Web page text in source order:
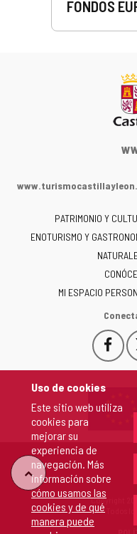
Uso de cookies
Este sitio web utiliza
cookies para
mejorar su
experiencia de
navegación. Más
información sobre
cómo usamos las
cookies y de qué
manera puede
FONDOS
la
de
y
-
PATRIMONIO Y
ENOTURISMO Y
MI ESPACIO
Este
enlace
en
nueva.
"Volver
arriba"
Copyright
Todos